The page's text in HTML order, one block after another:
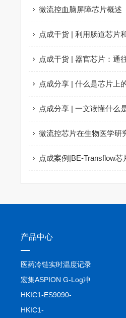
微流控血脑屏障芯片概述
产品中心
医药冷链实时温度记录
仪TIVE Solo 5G
宏集ASPION G-Log冲
击记录仪
HKIC1-ES9090-
setA100/1000base-T1
HKIC1-